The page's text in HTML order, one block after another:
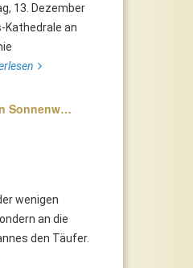
13. Dezember
Kathedrale an
Sonnenw…
wenigen
an die
den Täufer.